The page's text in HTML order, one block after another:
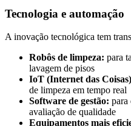
Tecnologia e automação
A inovação tecnológica tem
Robôs de limpeza: para
lavagem de pisos
IoT (Internet das
de limpeza em tempo real
Software de gestão: para
avaliação de qualidade
Equipamentos mais